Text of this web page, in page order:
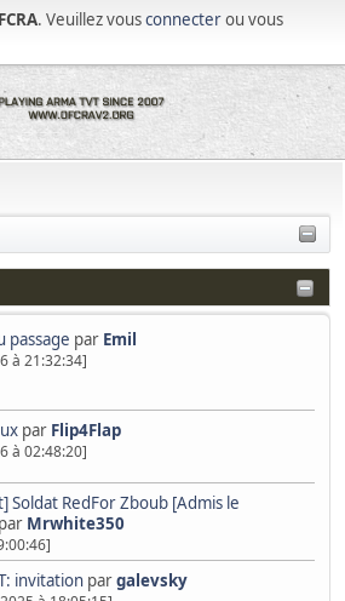
. Veuillez vousconnecterou vous
passage par Emil
à 21:32:34]
par Flip4Flap
à 02:48:20]
Soldat RedFor Zboub [Admis le
par Mrwhite350
invitation pargalevsky